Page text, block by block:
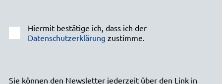
Hiermit bestätige ich, dass ich der
Datenschutzerklärung zustimme.
Sie können den Newsletter jederzeit über den Link in